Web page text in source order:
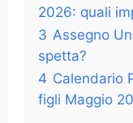
2026: quali
3 Assegno
spetta?
4 Calendario
figli Maggio